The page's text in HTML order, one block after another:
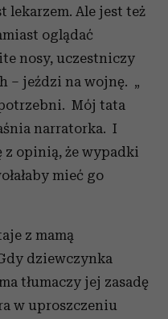
Ale jest też
oglądać
nosy, uczestniczy
– jeździ na wojnę. „
Mój tata
narratorka. I
z opinią, że wypadki
mieć go
z mamą
dziewczynka
tłumaczy jej zasadę
w uproszczeniu